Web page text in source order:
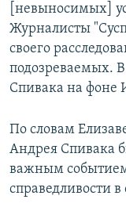
[невыносимых]
Журналисты
своего
подозреваемых.
Спивака на фоне
По словам
Андрея Спивака
важным
справедливости в